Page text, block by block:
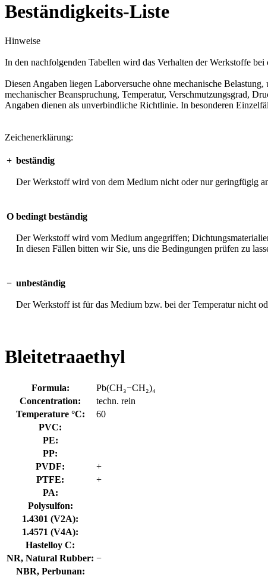
Beständigkeits-Liste
Hinweise
In den nachfolgenden Tabellen wird das Verhalten der Werkstoffe
Diesen Angaben liegen Laborversuche ohne mechanische
mechanischer Beanspruchung, Temperatur, Verschmutzungsgrad,
Angaben dienen als unverbindliche Richtlinie. In besonderen
Zeichenerklärung:
+ beständig
Der Werkstoff wird von dem Medium nicht oder nur geringfügig
O bedingt beständig
Der Werkstoff wird vom Medium angegriffen;
In diesen Fällen bitten wir Sie, uns die Bedingungen prüfen zu
− unbeständig
Der Werkstoff ist für das Medium bzw. bei der Temperatur nicht
Bleitetraaethyl
Formula:
Pb(CH₃−CH₂)₄
Concentration:
techn. rein
Temperature °C:
60
PVC:
PE:
PP:
PVDF:
+
PTFE:
+
PA:
Polysulfon:
1.4301 (V2A):
1.4571 (V4A):
Hastelloy C:
NR, Natural Rubber: −
NBR, Perbunan: